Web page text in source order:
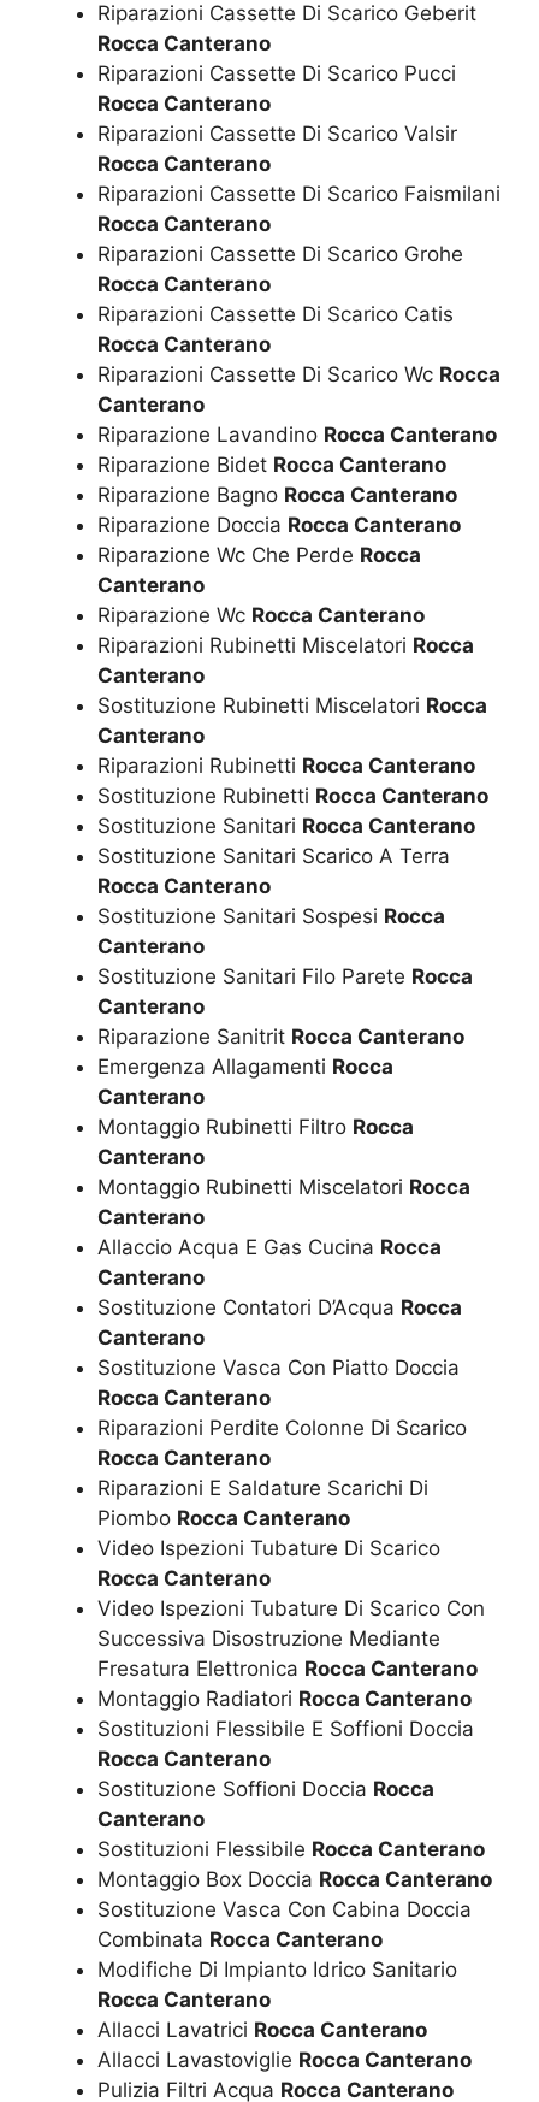
Riparazioni Cassette Di Scarico Geberit
Rocca Canterano
Riparazioni Cassette Di Scarico Pucci
Rocca Canterano
Riparazioni Cassette Di Scarico Valsir
Rocca Canterano
Riparazioni Cassette Di Scarico Faismilani
Rocca Canterano
Riparazioni Cassette Di Scarico Grohe
Rocca Canterano
Riparazioni Cassette Di Scarico Catis
Rocca Canterano
Riparazioni Cassette Di Scarico Wc Rocca
Canterano
Riparazione Lavandino Rocca Canterano
Riparazione Bidet Rocca Canterano
Riparazione Bagno Rocca Canterano
Riparazione Doccia Rocca Canterano
Riparazione Wc Che Perde Rocca
Canterano
Riparazione Wc Rocca Canterano
Riparazioni Rubinetti Miscelatori Rocca
Canterano
Sostituzione Rubinetti Miscelatori Rocca
Canterano
Riparazioni Rubinetti Rocca Canterano
Sostituzione Rubinetti Rocca Canterano
Sostituzione Sanitari Rocca Canterano
Sostituzione Sanitari Scarico A Terra
Rocca Canterano
Sostituzione Sanitari Sospesi Rocca
Canterano
Sostituzione Sanitari Filo Parete Rocca
Canterano
Riparazione Sanitrit Rocca Canterano
Emergenza Allagamenti Rocca
Canterano
Montaggio Rubinetti Filtro Rocca
Canterano
Montaggio Rubinetti Miscelatori Rocca
Canterano
Allaccio Acqua E Gas Cucina Rocca
Canterano
Sostituzione Contatori D’Acqua Rocca
Canterano
Sostituzione Vasca Con Piatto Doccia
Rocca Canterano
Riparazioni Perdite Colonne Di Scarico
Rocca Canterano
Riparazioni E Saldature Scarichi Di
Piombo Rocca Canterano
Video Ispezioni Tubature Di Scarico
Rocca Canterano
Video Ispezioni Tubature Di Scarico Con
Successiva Disostruzione Mediante
Fresatura Elettronica Rocca Canterano
Montaggio Radiatori Rocca Canterano
Sostituzioni Flessibile E Soffioni Doccia
Rocca Canterano
Sostituzione Soffioni Doccia Rocca
Canterano
Sostituzioni Flessibile Rocca Canterano
Montaggio Box Doccia Rocca Canterano
Sostituzione Vasca Con Cabina Doccia
Combinata Rocca Canterano
Modifiche Di Impianto Idrico Sanitario
Rocca Canterano
Allacci Lavatrici Rocca Canterano
Allacci Lavastoviglie Rocca Canterano
Pulizia Filtri Acqua Rocca Canterano